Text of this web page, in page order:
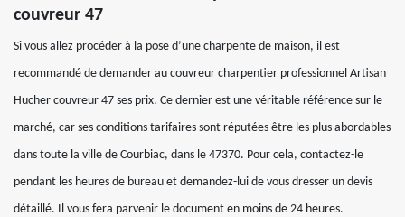
couvreur 47
Si vous allez procéder à la pose d’une charpente de maison, il est
recommandé de demander au couvreur charpentier professionnel Artisan
Hucher couvreur 47 ses prix. Ce dernier est une véritable référence sur le
marché, car ses conditions tarifaires sont réputées être les plus abordables
dans toute la ville de Courbiac, dans le 47370. Pour cela, contactez-le
pendant les heures de bureau et demandez-lui de vous dresser un devis
détaillé. Il vous fera parvenir le document en moins de 24 heures.